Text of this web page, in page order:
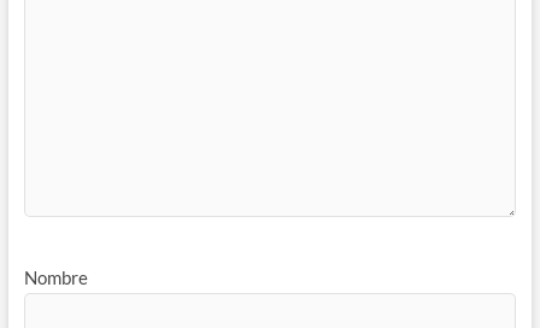
Nombre